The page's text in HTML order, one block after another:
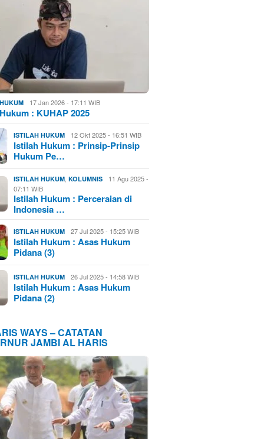
17 Jan 2026 - 17:11 WIB
: KUHAP 2025
ISTILAH HUKUM 12 Okt 2025 - 16:51 WIB
Istilah Hukum : Prinsip-Prinsip
Hukum Pe…
ISTILAH HUKUM ,KOLUMNIS
11 Agu 2025 -
07:11 WIB
Istilah Hukum : Perceraian di
Indonesia …
ISTILAH HUKUM 27 Jul 2025 - 15:25 WIB
Istilah Hukum : Asas Hukum
Pidana (3)
ISTILAH HUKUM 26 Jul 2025 - 14:58 WIB
Istilah Hukum : Asas Hukum
Pidana (2)
WAYS – CATATAN
JAMBI AL HARIS